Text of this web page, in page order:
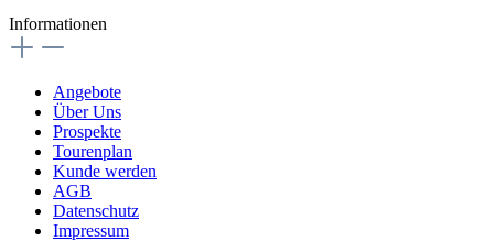
Informationen
Angebote
Über Uns
Prospekte
Tourenplan
Kunde werden
AGB
Datenschutz
Impressum